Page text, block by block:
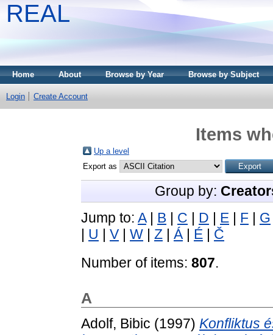
REAL
Home About Browse by Year Browse by Subject
Login Create Account
Items
Up a level
Export as
Group by:
Jump to: A| B | C | D | E | F | G
| U | V | W | Z | Á | É | Č
Number of items: 807.
A
Adolf, Bibic (1997) Konfliktus